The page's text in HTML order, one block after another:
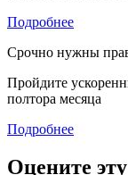
Подробнее
Срочно нужны
Пройдите
полтора месяца
Подробнее
Оцените